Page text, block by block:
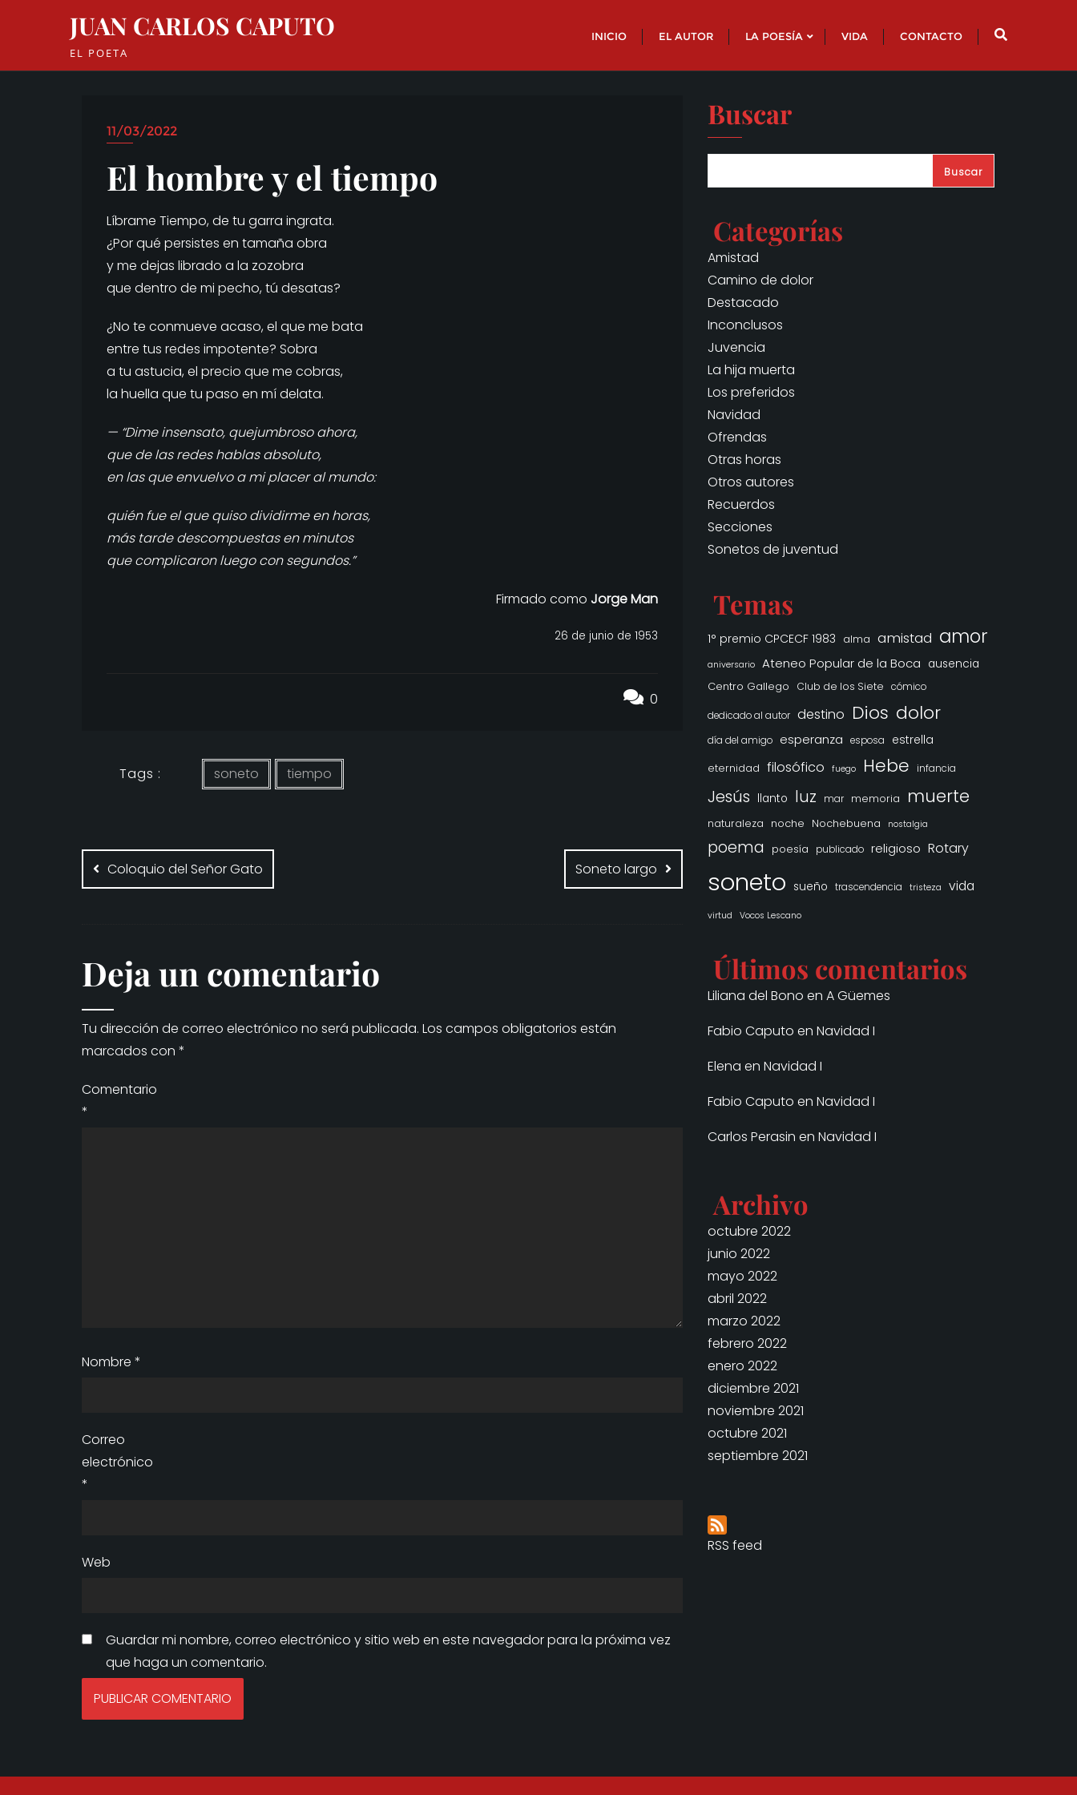
JUAN CARLOS CAPUTO
EL POETA
INICIO EL AUTOR LA POESÍA VIDA CONTACTO
11/03/2022
El hombre y el tiempo
Líbrame Tiempo, de tu garra ingrata.
¿Por qué persistes en tamaña obra
y me dejas librado a la zozobra
que dentro de mi pecho, tú desatas?
¿No te conmueve acaso, el que me bata
entre tus redes impotente? Sobra
a tu astucia, el precio que me cobras,
la huella que tu paso en mí delata.
— “Dime insensato, quejumbroso ahora,
que de las redes hablas absoluto,
en las que envuelvo a mi placer al mundo:
quién fue el que quiso dividirme en horas,
más tarde descompuestas en minutos
que complicaron luego con segundos.”
Firmado como Jorge Man
26 de junio de 1953
0
Tags : soneto tiempo
Navegación
deColoquio del Señor Gato Soneto largo
Deja un comentario
Tu dirección de correo electrónico no será publicada. Los campos obligatorios están
marcados con *
Comentario
*
Nombre *
Correo
electrónico
*
Web
Guardar mi nombre, correo electrónico y sitio web en este navegador para la próxima vez
que haga un comentario.
Buscar
Buscar
Categorías
Amistad
Camino de dolor
Destacado
Inconclusos
Juvencia
La hija muerta
Los preferidos
Navidad
Ofrendas
Otras horas
Otros autores
Recuerdos
Secciones
Sonetos de juventud
Temas
1° premio CPCECF 1983 alma amistad amor
aniversario Ateneo Popular de la Boca ausencia
Centro Gallego
Club de los Siete cómico
dedicado al autor destino Dios dolor
día del amigo esperanza esposa estrella
eternidad filosófico fuego Hebe infancia
Jesús llanto luz mar memoria muerte
naturaleza noche Nochebuena nostalgia
poema poesía publicado religioso Rotary
soneto sueño trascendencia tristeza vida
virtud Vocos Lescano
Últimos comentarios
Liliana del Bono en A Güemes
Fabio Caputo en Navidad I
Elena en Navidad I
Fabio Caputo en Navidad I
Carlos Perasin en Navidad I
Archivo
octubre 2022
junio 2022
mayo 2022
abril 2022
marzo 2022
febrero 2022
enero 2022
diciembre 2021
noviembre 2021
octubre 2021
septiembre 2021
RSS feed